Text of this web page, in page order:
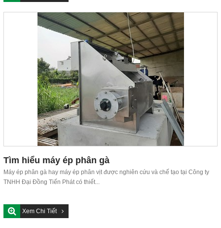
Tìm hiểu máy ép phân gà
Máy ép phân gà hay máy ép phân vịt được nghiên cứu và chế tạo tại Công ty
TNHH Đại Đồng Tiến Phát có thiết...
Xem Chi Tiết